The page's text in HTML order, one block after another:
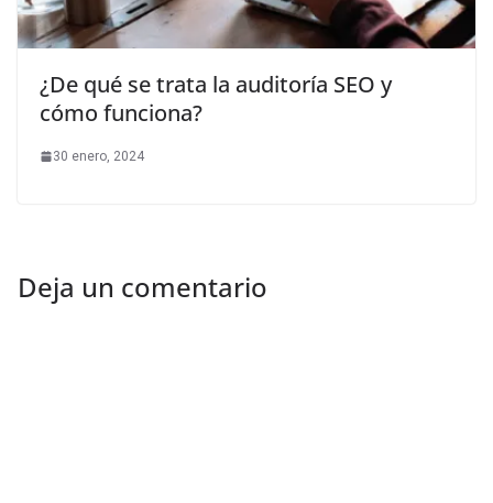
¿De qué se trata la auditoría SEO y
cómo funciona?
30 enero, 2024
Deja un comentario